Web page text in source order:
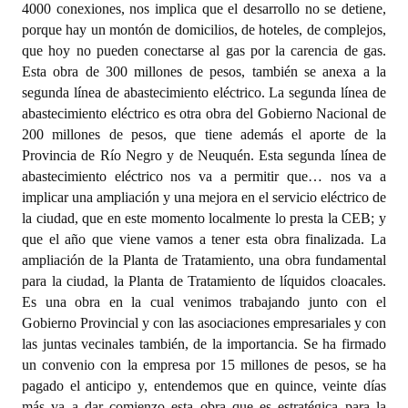
4000 conexiones, nos implica que el desarrollo no se detiene,
porque hay un montón de domicilios, de hoteles, de complejos,
que hoy no pueden conectarse al gas por la carencia de gas.
Esta obra de 300 millones de pesos, también se anexa a la
segunda línea de abastecimiento eléctrico. La segunda línea de
abastecimiento eléctrico es otra obra del Gobierno Nacional de
200 millones de pesos, que tiene además el aporte de la
Provincia de Río Negro y de Neuquén. Esta segunda línea de
abastecimiento eléctrico nos va a permitir que… nos va a
implicar una ampliación y una mejora en el servicio eléctrico de
la ciudad, que en este momento localmente lo presta la CEB; y
que el año que viene vamos a tener esta obra finalizada. La
ampliación de la Planta de Tratamiento, una obra fundamental
para la ciudad, la Planta de Tratamiento de líquidos cloacales.
Es una obra en la cual venimos trabajando junto con el
Gobierno Provincial y con las asociaciones empresariales y con
las juntas vecinales también, de la importancia. Se ha firmado
un convenio con la empresa por 15 millones de pesos, se ha
pagado el anticipo y, entendemos que en quince, veinte días